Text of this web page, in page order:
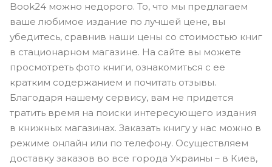
Book24 можно недорого. То, что мы предлагаем
ваше любимое издание по лучшей цене, вы
убедитесь, сравнив наши цены со стоимостью книг
в стационарном магазине. На сайте вы можете
просмотреть фото книги, ознакомиться с ее
кратким содержанием и почитать отзывы.
Благодаря нашему сервису, вам не придется
тратить время на поиски интересующего издания
в книжных магазинах. Заказать книгу у нас можно в
режиме онлайн или по телефону. Осуществляем
доставку заказов во все города Украины – в Киев,